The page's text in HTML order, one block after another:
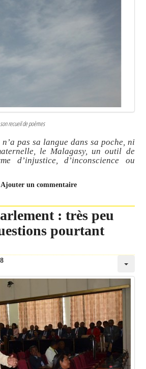
recueil de poèmes
pas sa langue dans sa poche, ni
le Malagasy, un outil de
d’injustice, d’inconscience ou
Ajouter un commentaire
: très peu
pourtant